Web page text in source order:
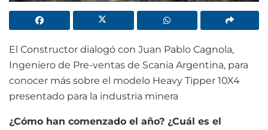
El Constructor dialogó con Juan Pablo Cagnola,
Ingeniero de Pre-ventas de Scania Argentina, para
conocer más sobre el modelo Heavy Tipper 10X4
presentado para la industria minera
¿Cómo han comenzado el año? ¿Cuál es el